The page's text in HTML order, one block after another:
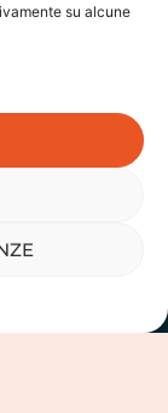
su alcune